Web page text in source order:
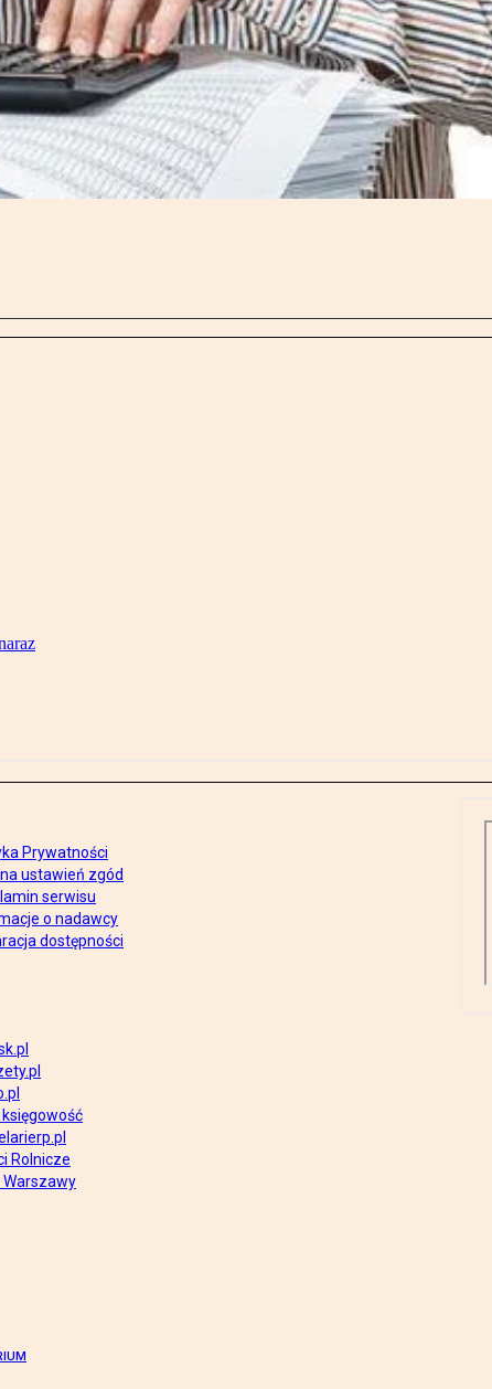
Prywatności
ustawień zgód
serwisu
o nadawcy
dostępności
księgowość
Rolnicze
Warszawy